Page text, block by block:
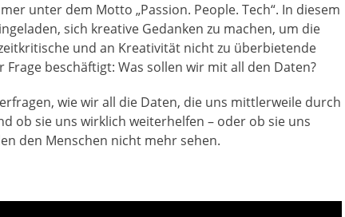
unter dem Motto „Passion. People. Tech“. In diesem
sich kreative Gedanken zu machen, um die
und an Kreativität nicht zu überbietende
beschäftigt: Was sollen wir mit all den Daten?
wie wir all die Daten, die uns mittlerweile durch
ob sie uns wirklich weiterhelfen – oder ob sie uns
den Menschen nicht mehr sehen.